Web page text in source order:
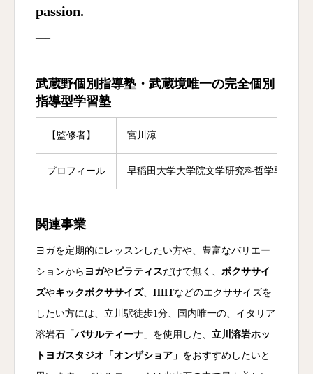
passion.
—–
武蔵野個別指導塾・武蔵境唯一の完全個別
指導型学習塾
【監修者】 宮川涼
プロフィール 早稲田大学大学院文学研究科哲学専攻修
関連事業
ヨガを定期的にレッスンしたい方や、豊富なバリエー
ションから ヨガやピラティスだけで無く、 ボクササイ
ズやキックボクササイズ、 HIITなどのエクササイズを
したい方には、立川駅徒歩1分、国内唯一の、イタリア
溶岩石「バサルティーナ 」を使用した、 立川溶岩ホッ
トヨガスタジオ「オンザショア」 をおすすめしたいと